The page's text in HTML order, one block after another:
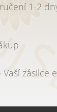
1-2
zásilce